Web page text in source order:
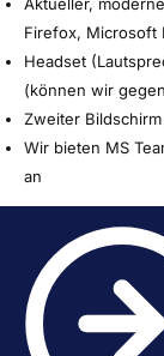
Firefox, Microsoft
Headset
(können wir
Zweiter
Wir bieten MS
an